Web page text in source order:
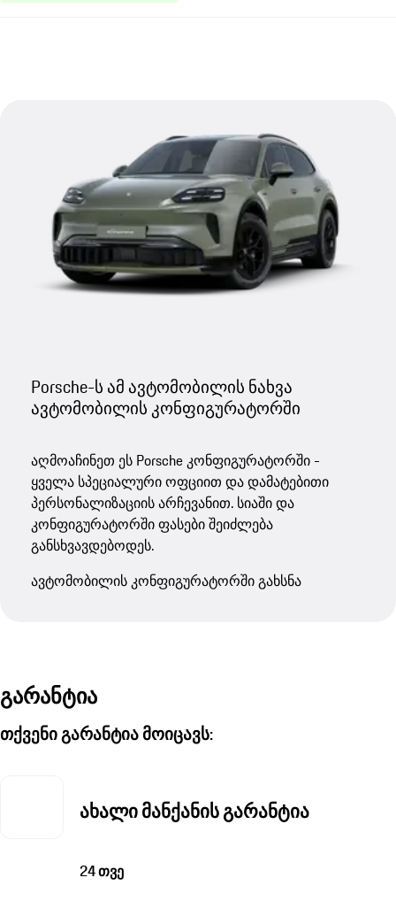
Porsche-ს ამ ავტომობილის ნახვა
ავტომობილის კონფიგურატორში
აღმოაჩინეთ ეს Porsche კონფიგურატორში -
ყველა სპეციალური ოფციით და დამატებითი
პერსონალიზაციის არჩევანით. სიაში და
კონფიგურატორში ფასები შეიძლება
განსხვავდებოდეს.
ავტომობილის კონფიგურატორში გახსნა
გარანტია
თქვენი გარანტია მოიცავს:
ახალი მანქანის გარანტია
24 თვე